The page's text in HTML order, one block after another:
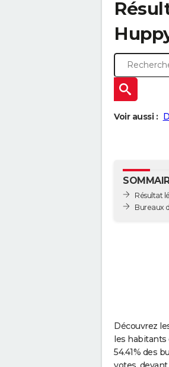
Voir aussi :
Résultat
Découvrez
les habitants
54.41% des